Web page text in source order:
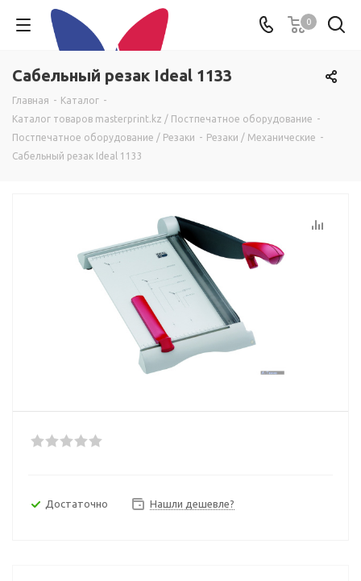
0
Сабельный резак Ideal 1133
Главная - Каталог -
Каталог товаров masterprint.kz / Постпечатное оборудование -
Постпечатное оборудование / Резаки - Резаки / Механические -
Сабельный резак Ideal 1133
Достаточно Нашли дешевле?